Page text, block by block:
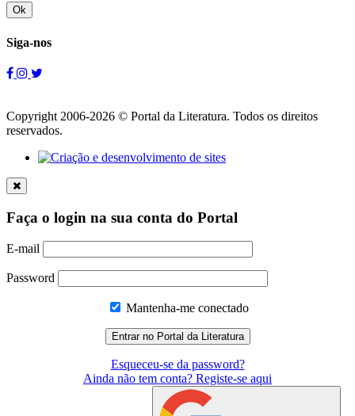
Ok
Siga-nos
Copyright 2006-2026 © Portal da Literatura. Todos os direitos
reservados.
Faça o login na sua conta do Portal
E-mail
Password
Mantenha-me conectado
Esqueceu-se da password?
Ainda não tem conta? Registe-se aqui